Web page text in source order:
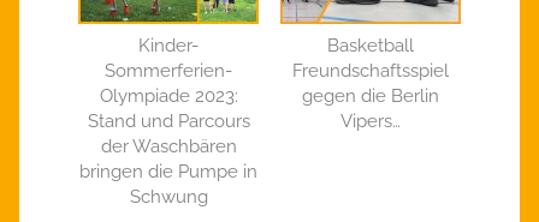
Kinder-
Sommerferien-
Olympiade 2023:
Stand und Parcours
der Waschbären
bringen die Pumpe in
Schwung
Basketball
Freundschaftsspiel
gegen die Berlin
Vipers…